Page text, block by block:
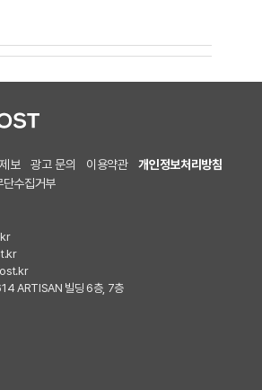
보 광고 문의 이용약관
개인정보처리방침
단수집거부
ARTISAN 빌딩 6층, 7층